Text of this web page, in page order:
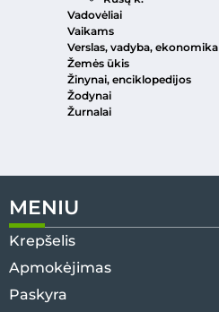
Vadovėliai
Vaikams
Verslas, vadyba, ekonomika
Žemės ūkis
Žinynai, enciklopedijos
Žodynai
Žurnalai
MENIU
Krepšelis
Apmokėjimas
Paskyra